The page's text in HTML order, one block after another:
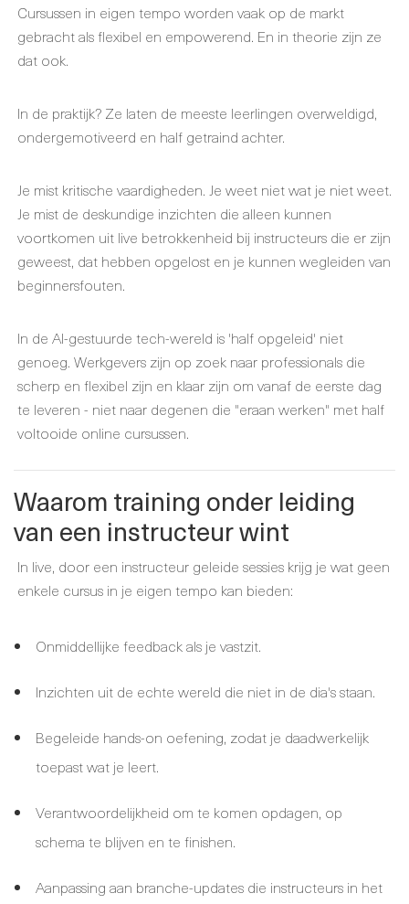
Cursussen in eigen tempo worden vaak op de markt
gebracht als flexibel en empowerend. En in theorie zijn ze
dat ook.
In de praktijk? Ze laten de meeste leerlingen overweldigd,
ondergemotiveerd en half getraind achter.
Je mist kritische vaardigheden. Je weet niet wat je niet weet.
Je mist de deskundige inzichten die alleen kunnen
voortkomen uit live betrokkenheid bij instructeurs die er zijn
geweest, dat hebben opgelost en je kunnen wegleiden van
beginnersfouten.
In de AI-gestuurde tech-wereld is 'half opgeleid' niet
genoeg. Werkgevers zijn op zoek naar professionals die
scherp en flexibel zijn en klaar zijn om vanaf de eerste dag
te leveren - niet naar degenen die "eraan werken" met half
voltooide online cursussen.
Waarom training onder leiding
van een instructeur wint
In live, door een instructeur geleide sessies krijg je wat geen
enkele cursus in je eigen tempo kan bieden:
Onmiddellijke feedback als je vastzit.
Inzichten uit de echte wereld die niet in de dia's staan.
Begeleide hands-on oefening, zodat je daadwerkelijk
toepast wat je leert.
Verantwoordelijkheid om te komen opdagen, op
schema te blijven en te finishen.
Aanpassing aan branche-updates die instructeurs in het